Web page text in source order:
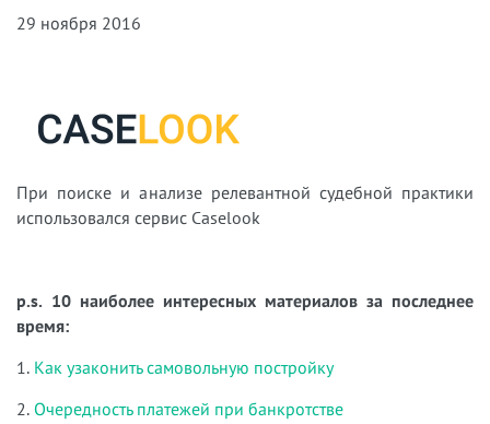
29 ноября 2016
При поиске и анализе релевантной судебной практики
использовался сервис Caselook
p.s. 10 наиболее интересных материалов за последнее
время:
1. Как узаконить самовольную постройку
2. Очередность платежей при банкротстве